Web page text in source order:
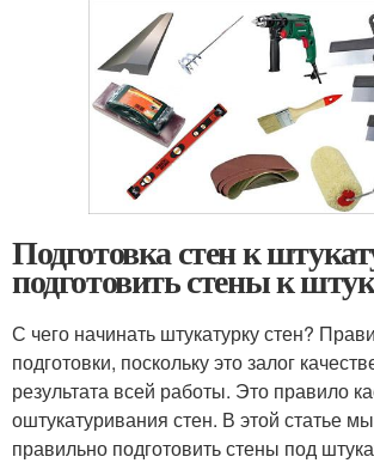
Подготовка стен к
подготовить стены к
С чего начинать штукатурку стен?
подготовки, поскольку это залог
результата всей работы. Это правило
оштукатуривания стен. В этой статье
правильно подготовить стены под